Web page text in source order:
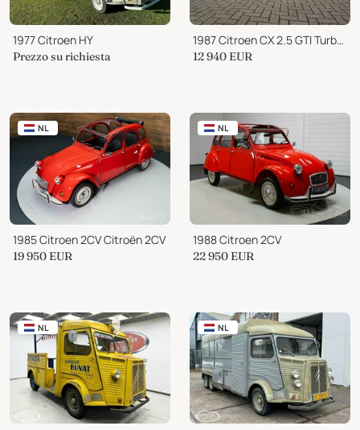
1977 Citroen HY
Prezzo su richiesta
1987 Citroen CX 2.5 GTI Turbo 2
12 940 EUR
NL
1985 Citroen 2CV Citroën 2CV
19 950 EUR
NL
1988 Citroen 2CV
22 950 EUR
NL NL